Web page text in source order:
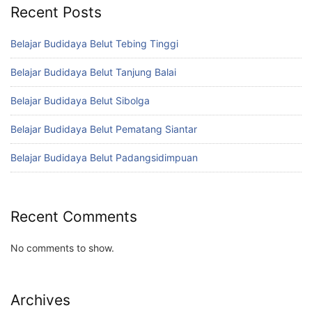
Recent Posts
Belajar Budidaya Belut Tebing Tinggi
Belajar Budidaya Belut Tanjung Balai
Belajar Budidaya Belut Sibolga
Belajar Budidaya Belut Pematang Siantar
Belajar Budidaya Belut Padangsidimpuan
Recent Comments
No comments to show.
Archives